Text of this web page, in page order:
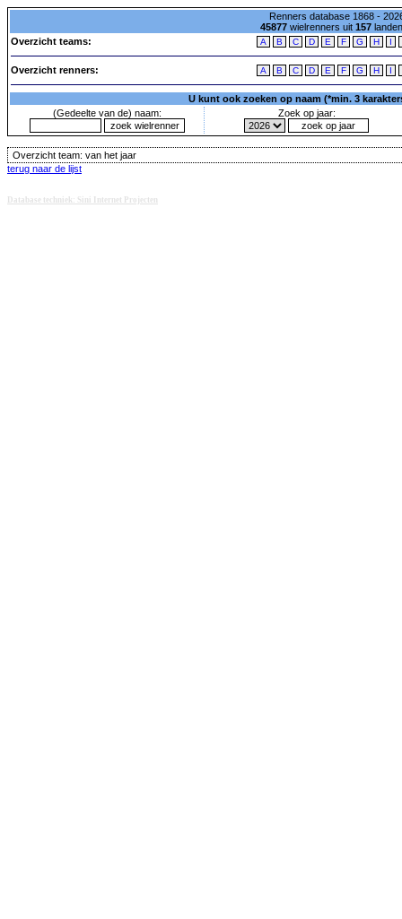
Renners database 1868 -
45877wielrenners uit 157
Overzicht teams:
A B C D E F G H I
Overzicht renners: A B C D E F G H I
U kunt ook zoeken op naam (*min. 3
(Gedeelte van de) naam:
Zoek op jaar:
Overzicht team: van het jaar
terug naar de lijst
Database techniek: Sini Internet Projecten